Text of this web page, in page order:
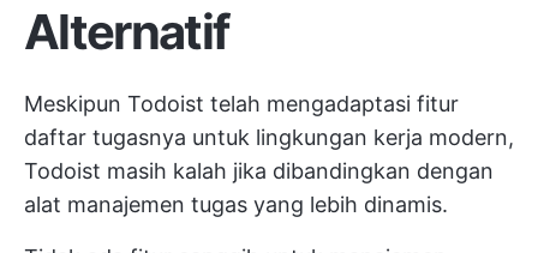
Alternatif
Meskipun Todoist telah mengadaptasi fitur
daftar tugasnya untuk lingkungan kerja modern,
Todoist masih kalah jika dibandingkan dengan
alat manajemen tugas yang lebih dinamis.